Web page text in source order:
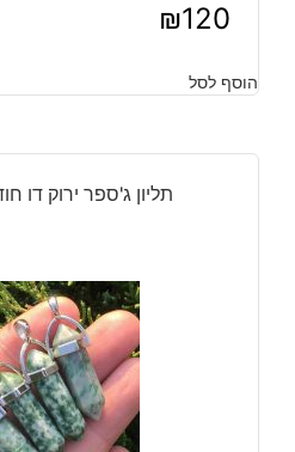
₪120
הוסף לסל
תליון ג'ספר ירוק דו